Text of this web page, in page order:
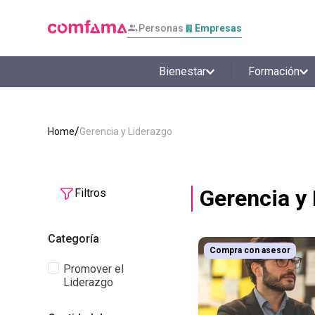
Personas Empresas
Bienestar Formación
Gerencia y Liderazgo
Filtros
Categoría
Promover el
Liderazgo
Gerencia y
Compra con asesor